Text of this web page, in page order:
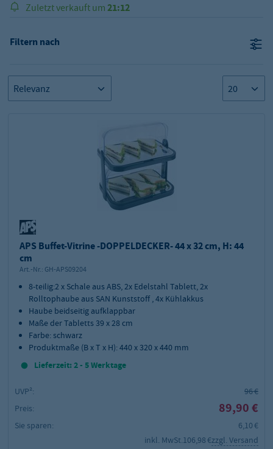
Zuletzt verkauft um 21:12
Filtern nach
APS Buffet-Vitrine -DOPPELDECKER- 44 x 32 cm, H: 44
cm
Art.-Nr.: GH-APS09204
8-teilig:2 x Schale aus ABS, 2x Edelstahl Tablett, 2x
Rolltophaube aus SAN Kunststoff , 4x Kühlakkus
Haube beidseitig aufklappbar
Maße der Tabletts 39 x 28 cm
Farbe: schwarz
Produktmaße (B x T x H): 440 x 320 x 440 mm
Lieferzeit: 2 - 5 Werktage
UVP²:
96 €
Preis:
89,90 €
Sie sparen:
6,10 €
inkl. MwSt.106,98 €zzgl. Versand